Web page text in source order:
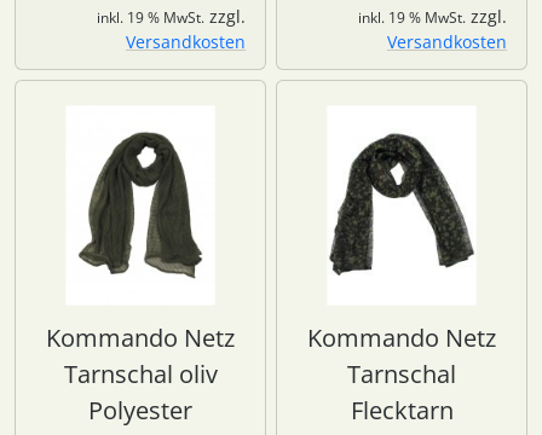
inkl. 19 % MwSt. zzgl.
Versandkosten
inkl. 19 % MwSt. zzgl.
Versandkosten
Kommando Netz
Tarnschal oliv
Polyester
Kommando Netz
Tarnschal
Flecktarn